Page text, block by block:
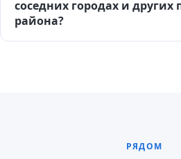
соседних городах и других
района?
РЯДОМ